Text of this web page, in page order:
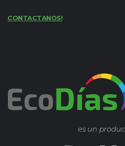
CONTACTANOS!
es un